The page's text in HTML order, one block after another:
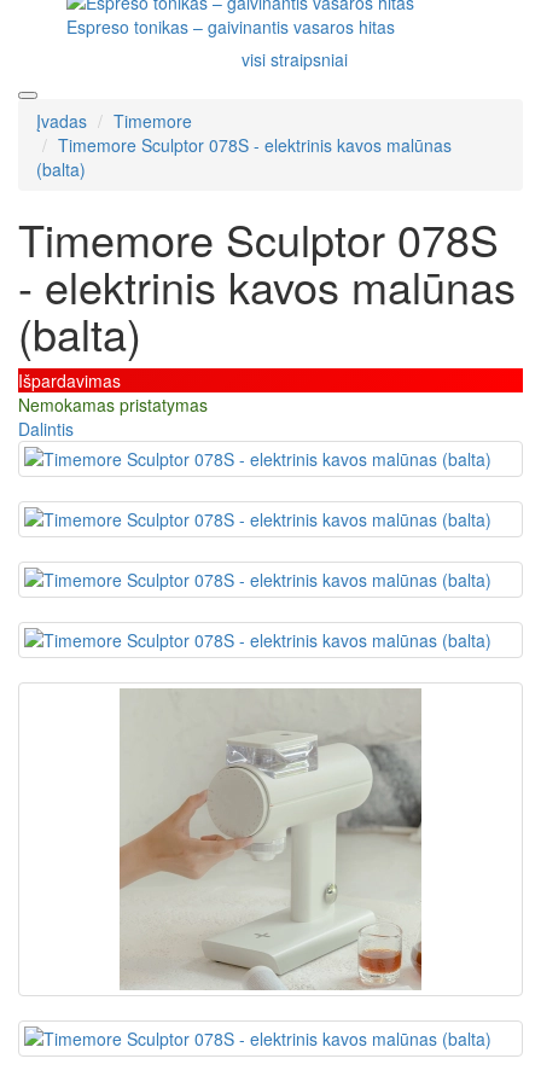
Espreso tonikas – gaivinantis vasaros hitas
visi straipsniai
Įvadas
Timemore
Timemore Sculptor 078S - elektrinis kavos malūnas
(balta)
Timemore Sculptor 078S
- elektrinis kavos malūnas
(balta)
Išpardavimas
Nemokamas pristatymas
Dalintis